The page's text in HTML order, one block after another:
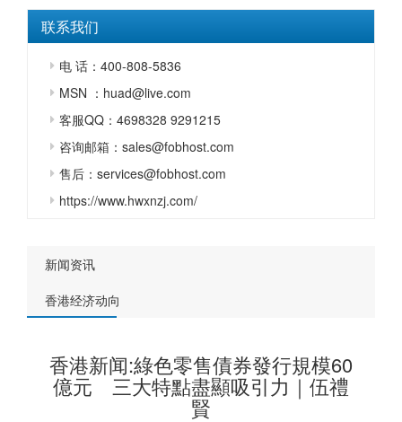
联系我们
电 话：400-808-5836
MSN ：huad@live.com
客服QQ：4698328 9291215
咨询邮箱：sales@fobhost.com
售后：services@fobhost.com
https://www.hwxnzj.com/
新闻资讯
香港经济动向
香港新闻:綠色零售債券發行規模60
億元 三大特點盡顯吸引力｜伍禮
賢